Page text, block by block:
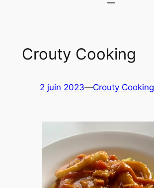
Crouty Cooking
2 juin 2023—Crouty Cooking